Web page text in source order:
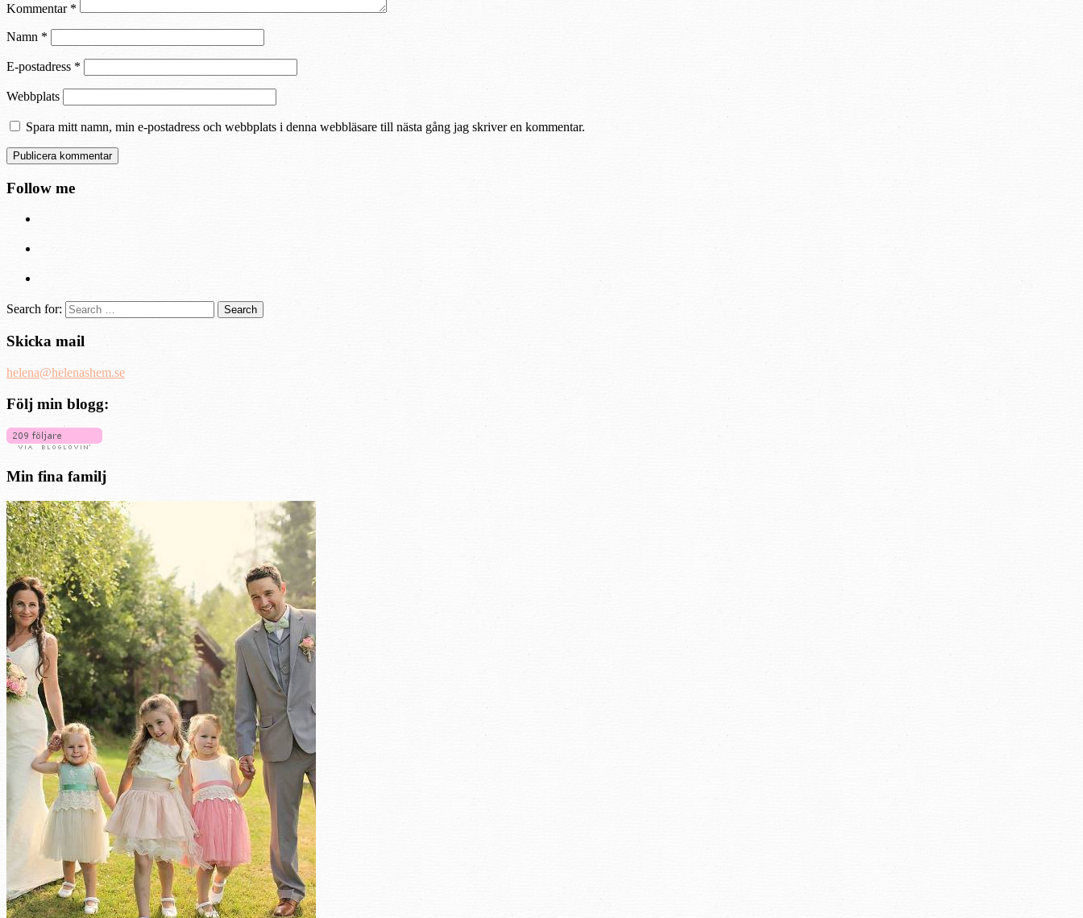
Kommentar *
Namn *
E-postadress *
Webbplats
Spara mitt namn, min e-postadress och webbplats i denna webbläsare till nästa gång jag skriver en kommentar.
Follow me
Search for:
Skicka mail
helena@helenashem.se
Följ min blogg:
Min fina familj